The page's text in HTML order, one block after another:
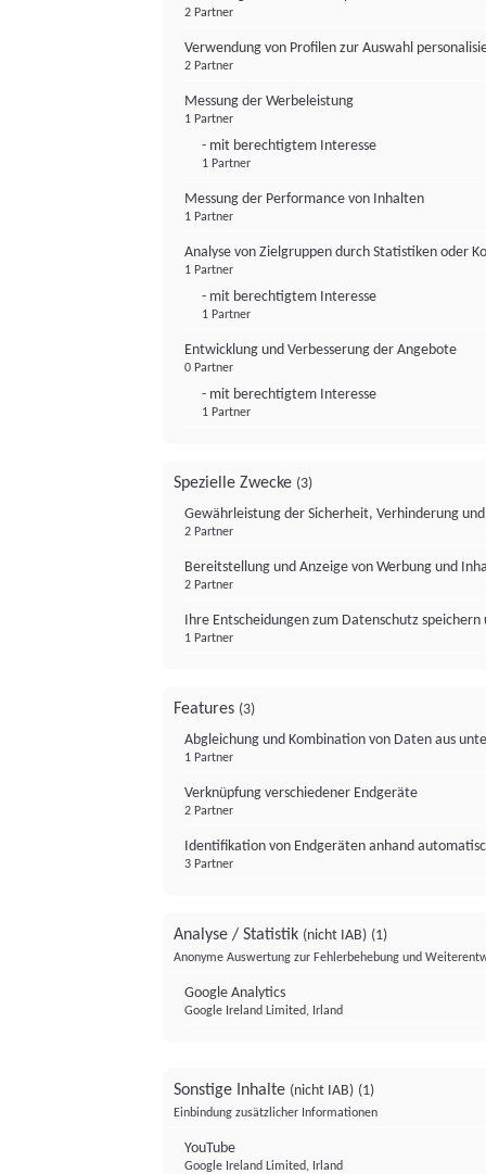
2 Partner
Verwendung von Profilen zur Auswahl
2 Partner
Messung der Werbeleistung
1 Partner
- mit berechtigtem Interesse
1 Partner
Messung der Performance von Inhalten
1 Partner
Analyse von Zielgruppen durch Statistiken oder
1 Partner
- mit berechtigtem Interesse
1 Partner
Entwicklung und Verbesserung der Angebote
0 Partner
- mit berechtigtem Interesse
1 Partner
Spezielle Zwecke (3)
Gewährleistung der Sicherheit, Verhinderung
2 Partner
Bereitstellung und Anzeige von Werbung und
2 Partner
Ihre Entscheidungen zum Datenschutz
1 Partner
Features (3)
Abgleichung und Kombination von Daten aus
1 Partner
Verknüpfung verschiedener Endgeräte
2 Partner
Identifikation von Endgeräten anhand
3 Partner
Analyse / Statistik (nicht IAB) (1)
Anonyme Auswertung zur Fehlerbehebung und
Google Analytics
Google Ireland Limited, Irland
Sonstige Inhalte (nicht IAB) (1)
Einbindung zusätzlicher Informationen
YouTube
Google Ireland Limited, Irland